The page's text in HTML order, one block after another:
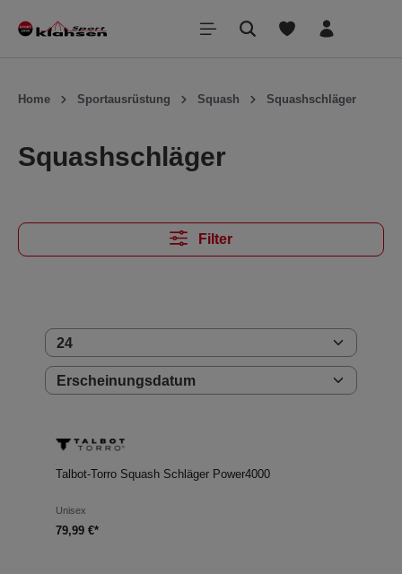
springen
Home Sportausrüstung Squash Squashschläger
Squashschläger
Filter
Talbot-Torro Squash Schläger Power4000
Unisex
79,99 €*